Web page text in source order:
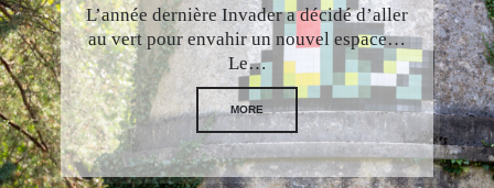
L’année dernière Invader a décidé d’aller
au vert pour envahir un nouvel espace…
Le…
MORE